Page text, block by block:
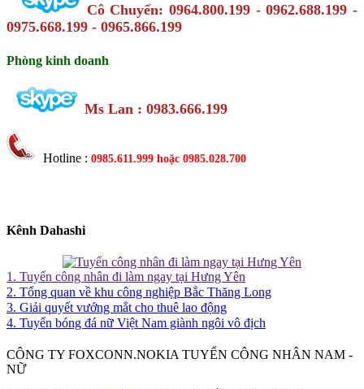
Cô Chuyển: 0964.800.199 - 0962.688.199 -
0975.668.199 - 0965.866.199
Phòng kinh doanh
Ms Lan : 0983.666.199
Hotline : 0985.611.999 hoặc 0985.028.700
Kênh Dahashi
1. Tuyển công nhân đi làm ngay tại Hưng Yên
2. Tổng quan về khu công nghiệp Bắc Thăng Long
3. Giải quyết vướng mắt cho thuê lao động
4. Tuyển bóng đá nữ Việt Nam giành ngôi vô địch
CÔNG TY FOXCONN.NOKIA TUYỂN CÔNG NHÂN NAM -
NỮ